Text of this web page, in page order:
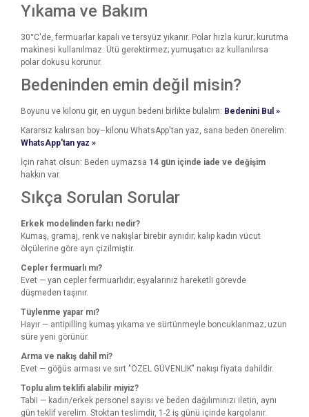
Yıkama ve Bakım
30°C'de, fermuarlar kapalı ve tersyüz yıkanır. Polar hızla kurur; kurutma
makinesi kullanılmaz. Ütü gerektirmez; yumuşatıcı az kullanılırsa
polar dokusu korunur.
Bedeninden emin değil misin?
Boyunu ve kilonu gir, en uygun bedeni birlikte bulalım: Bedenini Bul »
Kararsız kalırsan boy–kilonu WhatsApp'tan yaz, sana beden önerelim:
WhatsApp'tan yaz »
İçin rahat olsun: Beden uymazsa 14 gün içinde iade ve değişim
hakkın var.
Sıkça Sorulan Sorular
Erkek modelinden farkı nedir?
Kumaş, gramaj, renk ve nakışlar birebir aynıdır; kalıp kadın vücut
ölçülerine göre ayrı çizilmiştir.
Cepler fermuarlı mı?
Evet — yan cepler fermuarlıdır; eşyalarınız hareketli görevde
düşmeden taşınır.
Tüylenme yapar mı?
Hayır — antipilling kumaş yıkama ve sürtünmeyle boncuklanmaz; uzun
süre yeni görünür.
Arma ve nakış dahil mi?
Evet — göğüs arması ve sırt "ÖZEL GÜVENLİK" nakışı fiyata dahildir.
Toplu alım teklifi alabilir miyiz?
Tabii — kadın/erkek personel sayısı ve beden dağılımınızı iletin, aynı
gün teklif verelim. Stoktan teslimdir, 1-2 iş günü içinde kargolanır.